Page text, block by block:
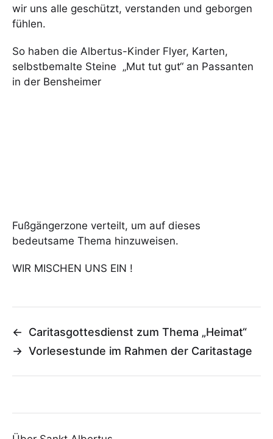
wir uns alle geschützt, verstanden und geborgen
fühlen.
So haben die Albertus-Kinder Flyer, Karten,
selbstbemalte Steine „Mut tut gut“ an Passanten
in der Bensheimer
Fußgängerzone verteilt, um auf dieses
bedeutsame Thema hinzuweisen.
WIR MISCHEN UNS EIN !
←
Caritasgottesdienst zum Thema „Heimat“
→ Vorlesestunde im Rahmen der Caritastage